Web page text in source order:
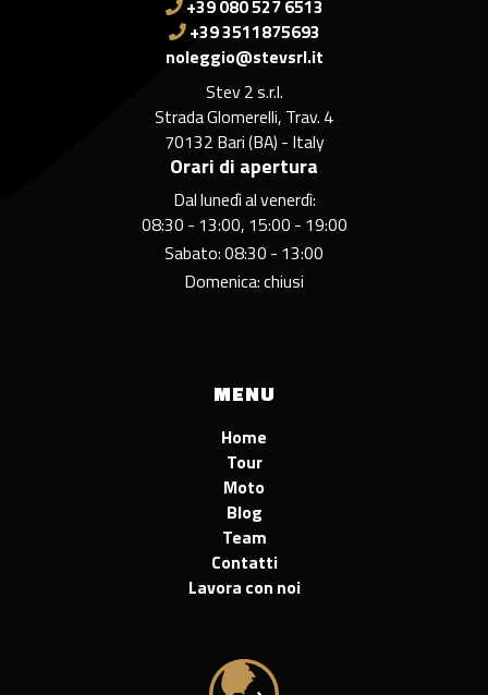
+39 080 527 6513
+39 3511875693
noleggio@stevsrl.it
Stev 2 s.r.l.
Strada Glomerelli, Trav. 4
70132 Bari (BA) - Italy
Orari di apertura
Dal lunedì al venerdì:
08:30 - 13:00, 15:00 - 19:00
Sabato: 08:30 - 13:00
Domenica: chiusi
MENU
Home
Tour
Moto
Blog
Team
Contatti
Lavora con noi